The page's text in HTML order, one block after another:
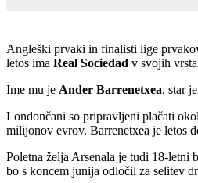
Angleški prvaki in finalisti lige
letos ima Real Sociedad v svojih
Ime mu je Ander Barrenetxea, star
Londončani so pripravljeni plačati
milijonov evrov. Barrenetxea je letos
Poletna želja Arsenala je tudi 18-letni
bo s koncem junija odločil za selitev